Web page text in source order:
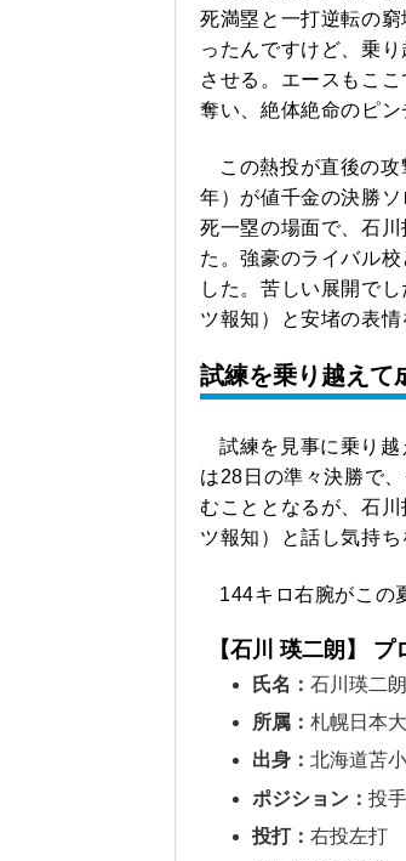
死満塁と一打逆転の
ったんですけど、乗
させる。エースもこ
奪い、絶体絶命のピン
この熱投が直後の
年）が値千金の決勝
死一塁の場面で、石
た。強豪のライバル
した。苦しい展開で
ツ報知）と安堵の表情
試練を乗り越えて
試練を見事に乗り
は28日の準々決勝で
むこととなるが、石
ツ報知）と話し気持ち
144キロ右腕がこの
【石川 瑛二朗】
氏名：石川瑛二
所属：札幌日本
出身：北海道苫
ポジション：投手
投打：右投左打